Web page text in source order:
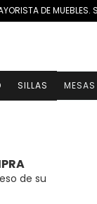
DE MUEBLES.
SILLAS MESAS
de su